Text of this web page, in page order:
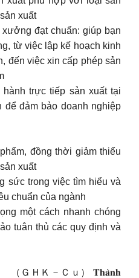
xuất
đạt chuẩn: giúp bạn
từ việc lập kế hoạch kinh
đến việc xin cấp phép sản
trực tiếp sản xuất tại
đảm bảo doanh nghiệp
đồng thời giảm thiểu
xuất
sức trong việc tìm hiểu và
chuẩn của ngành
một cách nhanh chóng
tuân thủ các quy định và
ＧＨＫ－Ｃｕ） 𝐓𝐡𝐚̀𝐧𝐡